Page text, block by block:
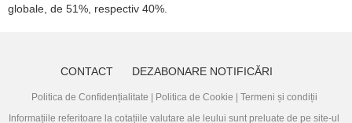
globale, de 51%, respectiv 40%.
CONTACT DEZABONARE NOTIFICĂRI
Politica de Confidențialitate Politica de Cookie
Termeni și condiții
Informațiile referitoare la cotațiile valutare ale leului sunt preluate de pe site-ul